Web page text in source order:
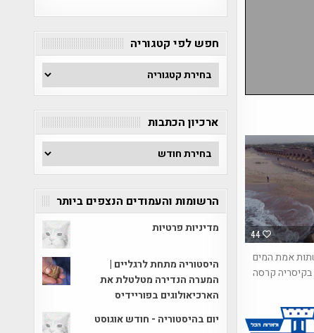
44
אמת המים
קרסה
חפש לפי קטגוריה
חפש
לפי
קטגוריה
ארכיון הכתבות
ארכיון
הכתבות
הרשומות והעמודים הנצפים ביותר
מדיניות פרטיות
היסטוריה מתחת לרגליים |
המערה הנדירה מטלטלת את
הארכיאולוגים בפוריידיס
יום בהיסטוריה - חודש אוגוסט